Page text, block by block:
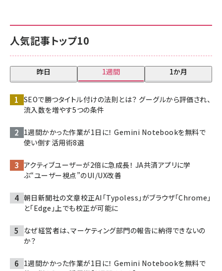
人気記事トップ10
昨日 1週間 1か月
SEOで勝つタイトル付けの法則とは？ グーグルから評価され、
流入数を増やす5つの条件
1週間かかった作業が1日に！ Gemini Notebookを無料で
使い倒す活用術8選
アクティブユーザーが2倍に急成長！ JA共済アプリに学
ぶ“ユーザー視点”のUI/UX改善
朝日新聞社の文章校正AI「Typoless」がブラウザ「Chrome」
と「Edge」上でも校正が可能に
なぜ経営者は、マーケティング部門の報告に納得できないの
か？
1週間かかった作業が1日に！ Gemini Notebookを無料で